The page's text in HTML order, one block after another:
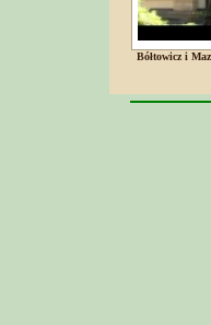
Bółtowicz i